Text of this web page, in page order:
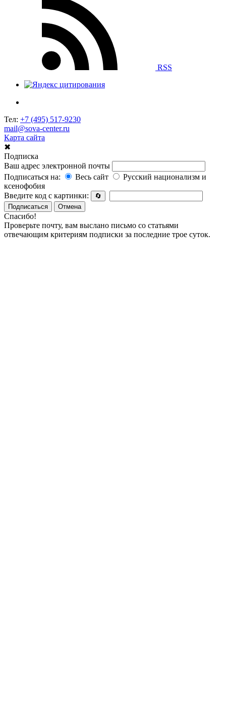
RSS
Тел: +7 (495) 517-9230
mail@sova-center.ru
Карта сайта
✖
Подписка
Ваш адрес электронной почты
Подписаться на:
Весь сайт
Русский национализм и
ксенофобия
Введите код с картинки:
🔄
Подписаться
Отмена
Спасибо!
Проверьте почту, вам выслано письмо со статьями
отвечающим критериям подписки за последние трое суток.